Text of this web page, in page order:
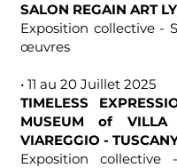
SALON REGAIN ART
Exposition collective -
œuvres
• 11 au 20 Juillet 2025
TIMELESS
MUSEUM of VILLA
VIAREGGIO -
Exposition collective